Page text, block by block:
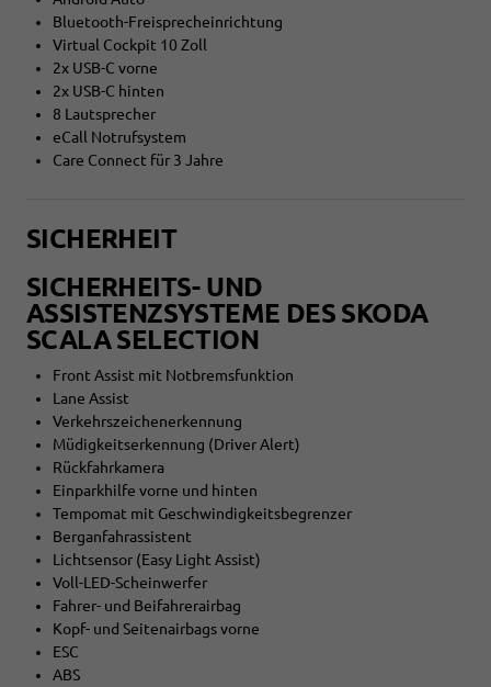
Bluetooth-Freisprecheinrichtung
Virtual Cockpit 10 Zoll
2x USB-C vorne
2x USB-C hinten
8 Lautsprecher
eCall Notrufsystem
Care Connect für 3 Jahre
SICHERHEIT
SICHERHEITS- UND
ASSISTENZSYSTEME DES SKODA
SCALA SELECTION
Front Assist mit Notbremsfunktion
Lane Assist
Verkehrszeichenerkennung
Müdigkeitserkennung (Driver Alert)
Rückfahrkamera
Einparkhilfe vorne und hinten
Tempomat mit Geschwindigkeitsbegrenzer
Berganfahrassistent
Lichtsensor (Easy Light Assist)
Voll-LED-Scheinwerfer
Fahrer- und Beifahrerairbag
Kopf- und Seitenairbags vorne
ESC
ABS